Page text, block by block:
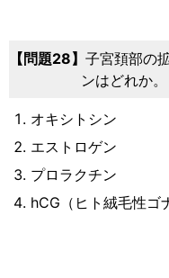
28
子宮頚部の
ンはどれか。
オキシトシン
エストロゲン
プロラクチン
hCG（ヒト絨毛性ゴ